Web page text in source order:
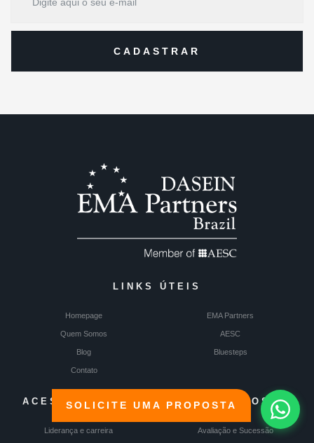
SOLICITE UMA PROPOSTA
LINKS ÚTEIS
Homepage EMA Partners
Quem Somos AESC
Blog Bluesteps
Contato
ACESSO RÁPIDO
Liderança e carreira
SERVIÇOS
Avaliação e Sucessão